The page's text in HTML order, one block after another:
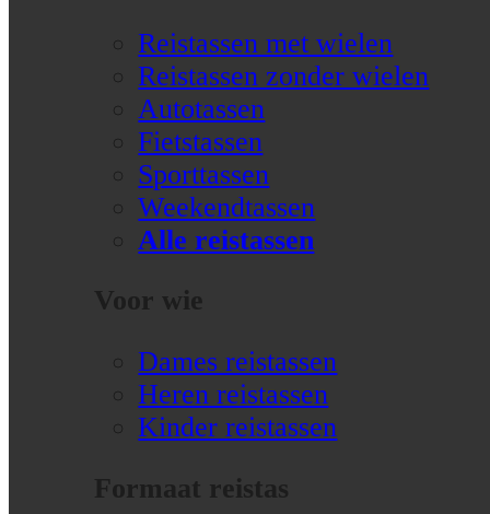
Reistassen met wielen
Reistassen zonder wielen
Autotassen
Fietstassen
Sporttassen
Weekendtassen
Alle reistassen
Voor wie
Dames reistassen
Heren reistassen
Kinder reistassen
Formaat reistas